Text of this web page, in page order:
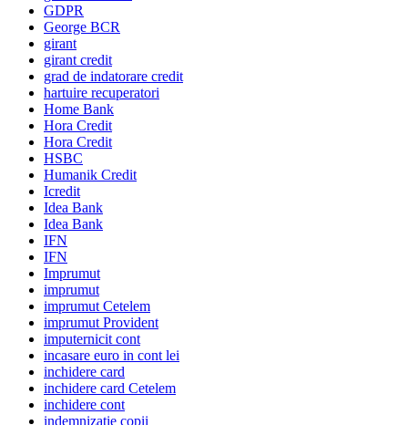
GDPR
George BCR
girant
girant credit
grad de indatorare credit
hartuire recuperatori
Home Bank
Hora Credit
Hora Credit
HSBC
Humanik Credit
Icredit
Idea Bank
Idea Bank
IFN
IFN
Imprumut
imprumut
imprumut Cetelem
imprumut Provident
imputernicit cont
incasare euro in cont lei
inchidere card
inchidere card Cetelem
inchidere cont
indemnizatie copii